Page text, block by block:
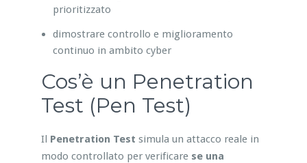
prioritizzato
dimostrare controllo e miglioramento
continuo in ambito cyber
Cos’è un Penetration
Test (Pen Test)
Il Penetration Test simula un attacco reale in
modo controllato per verificare se una